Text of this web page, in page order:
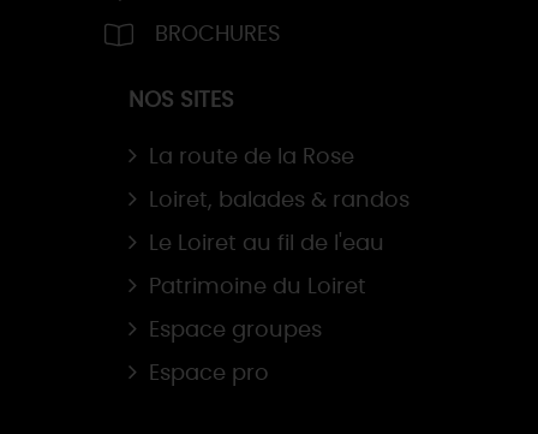
BROCHURES
NOS SITES
La route de la Rose
Loiret, balades & randos
Le Loiret au fil de l'eau
Patrimoine du Loiret
Espace groupes
Espace pro